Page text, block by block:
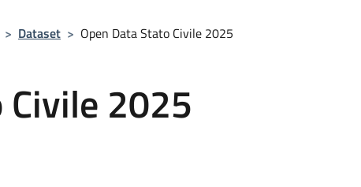
> Dataset > Open Data Stato Civile 2025
Civile 2025